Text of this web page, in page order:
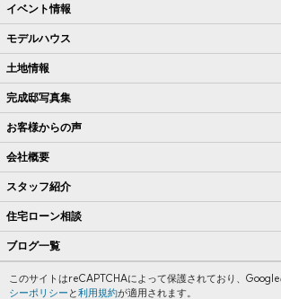
イベント情報
モデルハウス
土地情報
完成邸写真集
お客様からの声
会社概要
スタッフ紹介
住宅ローン相談
ブログ一覧
このサイトはreCAPTCHAによって保護されており、
シーポリシー と利用規約が適用されます。